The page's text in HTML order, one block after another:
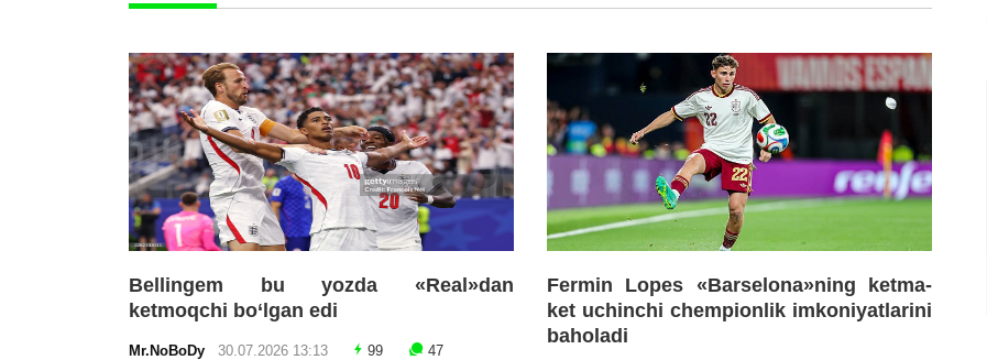
Bellingem bu yozda «Real»dan
ketmoqchi bo‘lgan edi
Mr.NoBoDy 30.07.2026 13:13 99 47
Fermin Lopes «Barselona»ning ketma-
ket uchinchi chempionlik imkoniyatlarini
baholadi